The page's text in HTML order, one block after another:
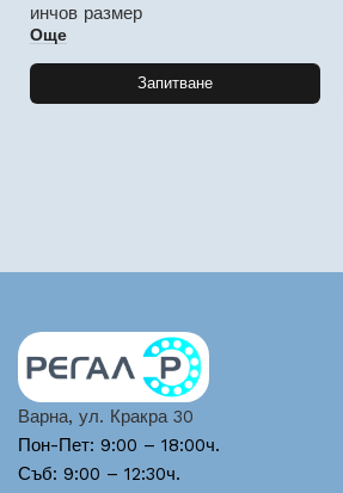
инчов размер
Още
Запитване
Варна, ул. Кракра 30
Пон-Пет: 9:00 – 18:00ч.
Съб: 9:00 – 12:30ч.